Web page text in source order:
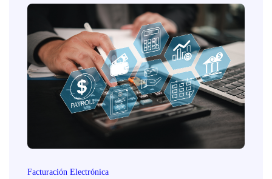
Facturación Electrónica